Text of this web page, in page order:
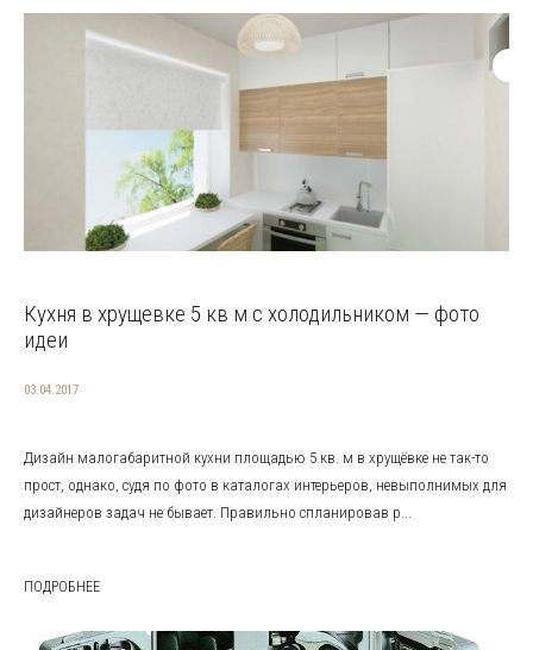
Кухня в хрущевке 5 кв м с холодильником — фото
идеи
03.04.2017
Дизайн малогабаритной кухни площадью 5 кв. м в хрущёвке не так-то
прост, однако, судя по фото в каталогах интерьеров, невыполнимых для
дизайнеров задач не бывает. Правильно спланировав р...
ПОДРОБНЕЕ